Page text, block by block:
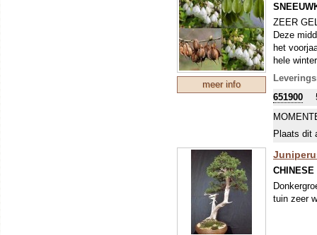
meer info
ZEER
Deze
het
hele
jaar
651900
Plaats dit
tuin zeer